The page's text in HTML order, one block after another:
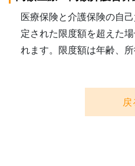
医療保険と介護保険の自
定された限度額を超えた
れます。限度額は年齢、所
戻